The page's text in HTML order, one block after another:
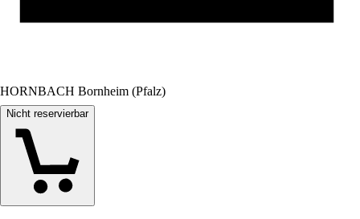
HORNBACH Bornheim (Pfalz)
Nicht reservierbar